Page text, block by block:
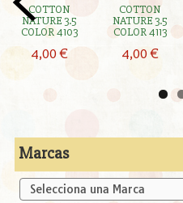
Marcas
COTTON
NATURE 3.5
COLOR 4103
4,00 €
COTTON
NATURE 3.5
COLOR 4113
4,00 €